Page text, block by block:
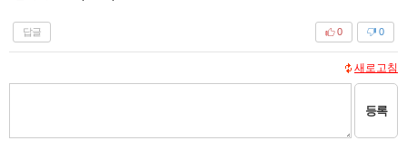
답글 0
0
새로고침
등록